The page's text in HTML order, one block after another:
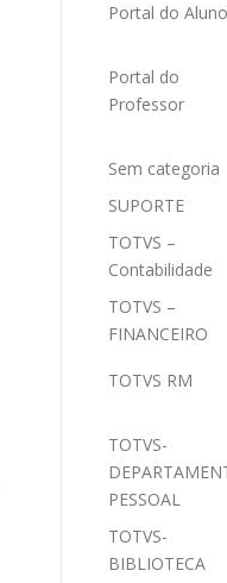
Portal do Aluno
Portal do
Professor
Sem categoria
SUPORTE
TOTVS –
Contabilidade
TOTVS –
FINANCEIRO
TOTVS RM
TOTVS-
PESSOAL
TOTVS-
BIBLIOTECA